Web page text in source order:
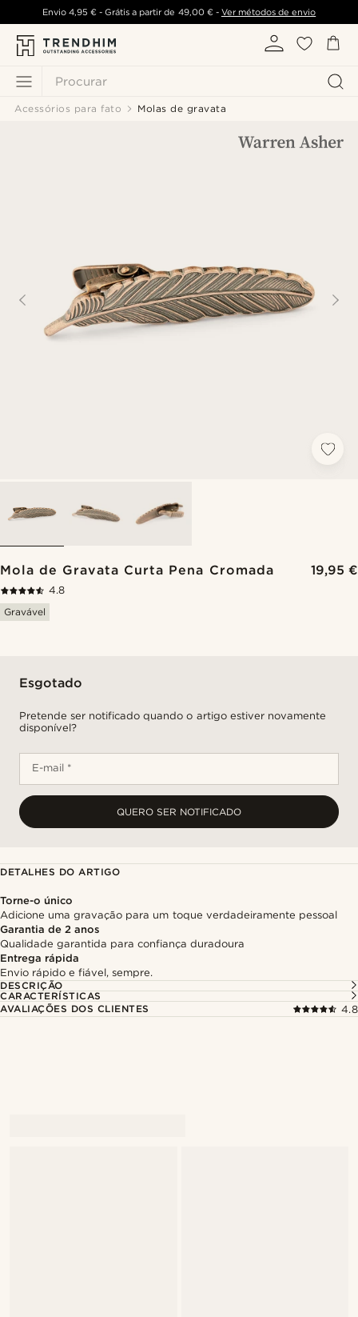
Procurar
Envio 4,95 €- Grátis a partir de 49,00 €- Ver métodos de envio
Acessórios para fato Molas de gravata
Mola de Gravata Curta Pena Cromada 19,95 €
4.8
Gravável
Esgotado
Pretende ser notificado quando o artigo estiver novamente
disponível?
E-mail *
QUERO SER NOTIFICADO
DETALHES DO ARTIGO
Torne-o único
Adicione uma gravação para um toque verdadeiramente pessoal
Garantia de 2 anos
Qualidade garantida para confiança duradoura
Entrega rápida
Envio rápido e fiável, sempre.
DESCRIÇÃO
CARACTERÍSTICAS
AVALIAÇÕES DOS CLIENTES
4.8